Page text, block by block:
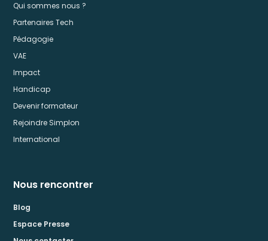
Qui sommes nous ?
Partenaires Tech
Pédagogie
VAE
Impact
Handicap
Devenir formateur
Rejoindre Simplon
International
Nous rencontrer
Blog
Espace Presse